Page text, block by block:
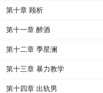
第十章 顾析
第十一章 醉酒
第十二章 季星澜
第十三章 暴力教学
第十四章 出轨男